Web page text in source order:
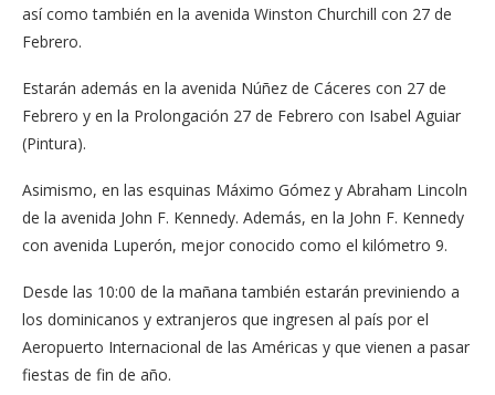
así como también en la avenida Winston Churchill con 27 de
Febrero.
Estarán además en la avenida Núñez de Cáceres con 27 de
Febrero y en la Prolongación 27 de Febrero con Isabel Aguiar
(Pintura).
Asimismo, en las esquinas Máximo Gómez y Abraham Lincoln
de la avenida John F. Kennedy. Además, en la John F. Kennedy
con avenida Luperón, mejor conocido como el kilómetro 9.
Desde las 10:00 de la mañana también estarán previniendo a
los dominicanos y extranjeros que ingresen al país por el
Aeropuerto Internacional de las Américas y que vienen a pasar
fiestas de fin de año.